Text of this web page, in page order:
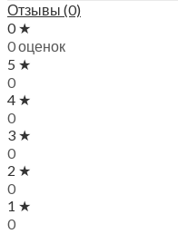
Отзывы (0)
0 ★
0 оценок
5 ★
0
4 ★
0
3 ★
0
2 ★
0
1 ★
0